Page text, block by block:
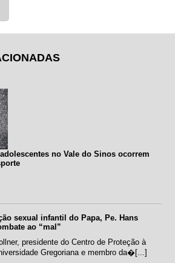
no Vale do Sinos ocorrem
sexual infantil do Papa, Pe. Hans
ao “mal”
presidente do Centro de Proteção à
Gregoriana e membro da�[...]